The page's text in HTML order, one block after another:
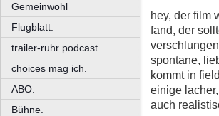
Gemeinwohl
Flugblatt.
trailer-ruhr podcast.
choices mag ich.
ABO.
Bühne.
hey, der film
fand, der
spontane,
kommt in
einige
auch